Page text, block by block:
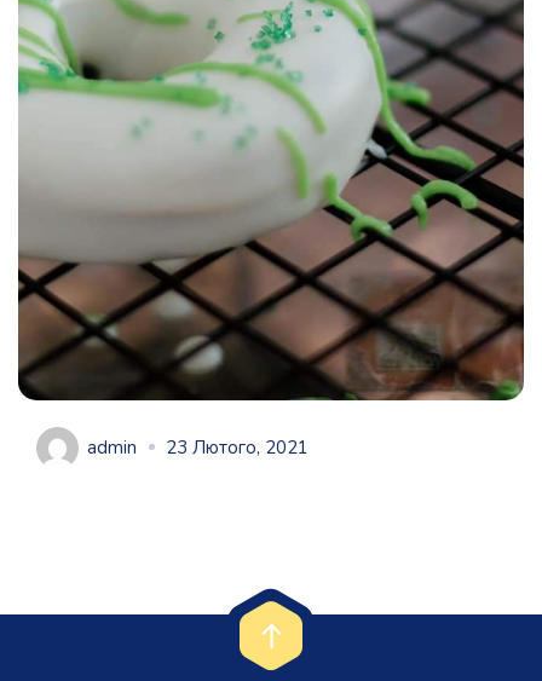
admin 23 Лютого, 2021